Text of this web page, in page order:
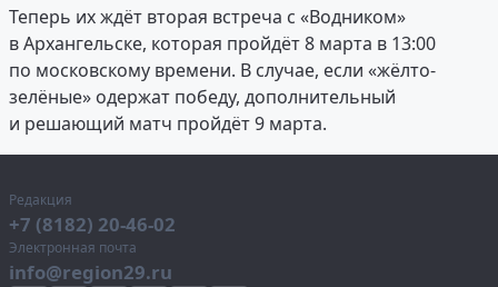
Теперь их ждёт вторая встреча с «Водником»
в Архангельске, которая пройдёт 8 марта в 13:00
по московскому времени. В случае, если «жёлто-
зелёные» одержат победу, дополнительный
и решающий матч пройдёт 9 марта.
Редакция
+7 (8182) 20-46-02
Электронная почта
info@region29.ru